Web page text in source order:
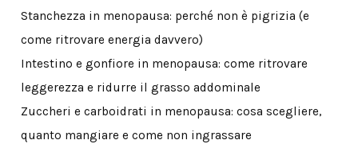
Stanchezza in menopausa: perché non è pigrizia (e
come ritrovare energia davvero)
Intestino e gonfiore in menopausa: come ritrovare
leggerezza e ridurre il grasso addominale
Zuccheri e carboidrati in menopausa: cosa scegliere,
quanto mangiare e come non ingrassare